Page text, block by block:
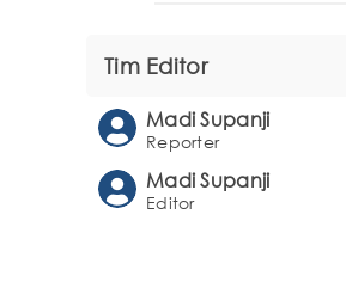
Tim Editor
Madi Supanji
Reporter
Madi Supanji
Editor